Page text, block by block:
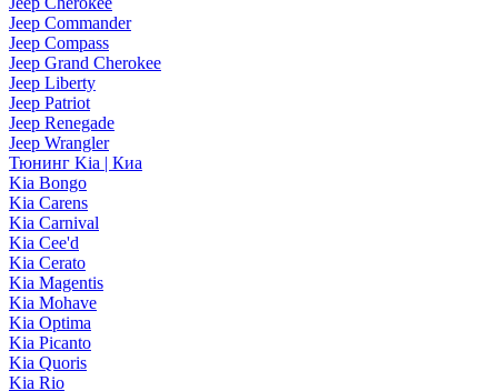
Jeep Commander
Jeep Compass
Jeep Grand Cherokee
Jeep Liberty
Jeep Patriot
Jeep Renegade
Jeep Wrangler
Тюнинг Kia | Киа
Kia Bongo
Kia Carens
Kia Carnival
Kia Cee'd
Kia Cerato
Kia Magentis
Kia Mohave
Kia Optima
Kia Picanto
Kia Quoris
Kia Rio